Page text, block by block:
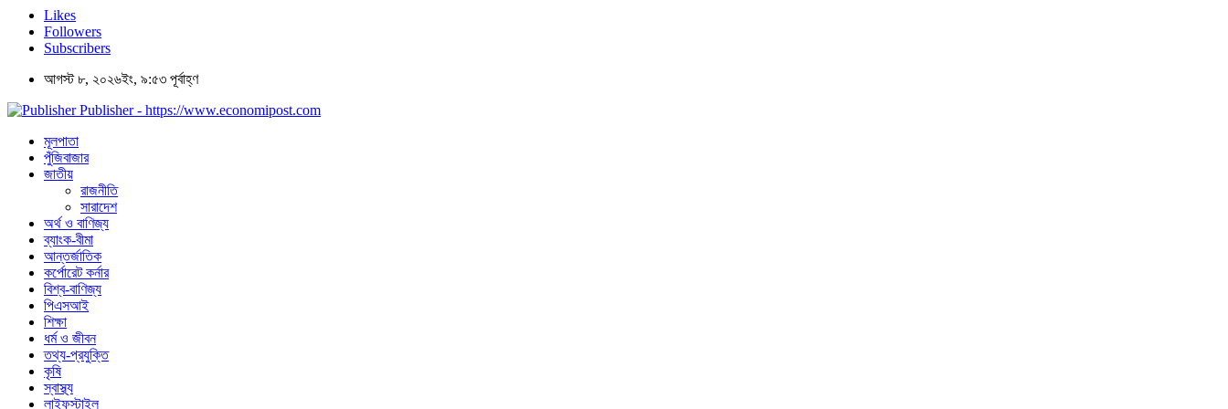
Likes
Followers
Subscribers
আগস্ট ৮, ২০২৬ইং, ৯:৫৩ পূর্বাহ্ণ
Publisher - https://www.economipost.com
মূলপাতা
পুঁজিবাজার
জাতীয়
রাজনীতি
সারাদেশ
অর্থ ও বাণিজ্য
ব্যাংক-বীমা
আন্তর্জাতিক
কর্পোরেট কর্নার
বিশ্ব-বাণিজ্য
পিএসআই
শিক্ষা
ধর্ম ও জীবন
তথ্য-প্রযুক্তি
কৃষি
স্বাস্থ্য
লাইফস্টাইল